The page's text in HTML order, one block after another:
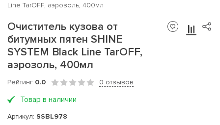
Line TarOFF, аэрозоль, 400мл
Очиститель кузова от
битумных пятен SHINE
SYSTEM Black Line TarOFF,
аэрозоль, 400мл
Рейтинг 0.0 0 отзывов
Товар в наличии
Артикул: SSBL978